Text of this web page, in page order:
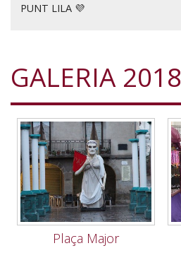
PUNT LILA 💜
GALERIA 2018
Plaça Major